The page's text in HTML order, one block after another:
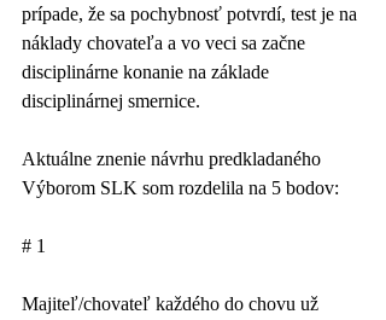
prípade, že sa pochybnosť potvrdí, test je na
náklady chovateľa a vo veci sa začne
disciplinárne konanie na základe
disciplinárnej smernice.
Aktuálne znenie návrhu predkladaného
Výborom SLK som rozdelila na 5 bodov:
# 1
Majiteľ/chovateľ každého do chovu už